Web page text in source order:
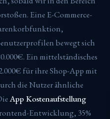
Eine E-Commerce-
bewegt sich
Ein mittelständisches
für ihre Shop-App mit
die Nutzer ähnliche
App Kostenaufstellung
Entwicklung, 35%